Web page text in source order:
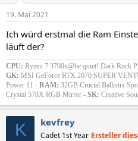
e
:
19. Mai 2021
Ich würd erstmal die Ram
läuft der?
CPU: Ryzen 7 3700x@be quiet! Dark Rock
GK: MSI GeForce RTX 2070 SUPER
Power 11 - RAM: 32GB Crucial Ballistix
Crystal 570X RGB Mirror - SK: Creative
K kevfrey
Cadet 1st Year Ersteller